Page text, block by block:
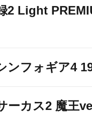
2 Light
ンフォギア4
ーカス2 魔王